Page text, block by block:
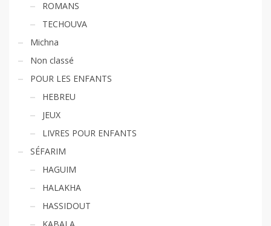
ROMANS
TECHOUVA
Michna
Non classé
POUR LES ENFANTS
HEBREU
JEUX
LIVRES POUR ENFANTS
SÉFARIM
HAGUIM
HALAKHA
HASSIDOUT